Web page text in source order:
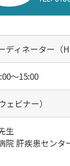
ィネーター（
～15:00
ェビナー）
生
院 肝疾患センタ